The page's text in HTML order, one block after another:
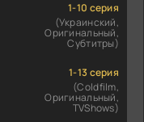
1-10 серия
(Украинский,
Оригинальный,
Субтитры)
1-13 серия
(Coldfilm,
Оригинальный,
TVShows)